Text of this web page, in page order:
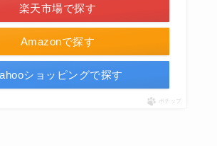
Amazonで探す
楽天市場で探す
ショッピングで探す
ポチップ